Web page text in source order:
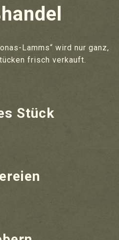
Lamms“ wird nur ganz,
frisch verkauft.
Stück